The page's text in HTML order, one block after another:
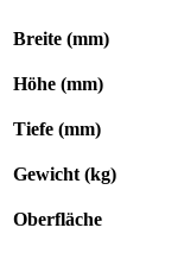
Breite (mm)
Höhe (mm)
Tiefe (mm)
Gewicht (kg)
Oberfläche